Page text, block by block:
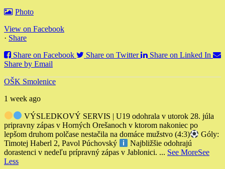
Photo
View on Facebook
· Share
Share on Facebook
Share on Twitter
Share on Linked In
Share by Email
OŠK Smolenice
1 week ago
VÝSLEDKOVÝ SERVIS | U19 odohrala v utorok 28. júla
pripravny zápas v Horných Orešanoch v ktorom nakoniec po
lepšom druhom polčase nestačila na domáce mužstvo (4:3)
Góly:
Timotej Haberl 2, Pavol Púchovský
Najbližšie odohrajú
dorastenci v nedeľu prípravný zápas v Jablonici. ... See MoreSee
Less